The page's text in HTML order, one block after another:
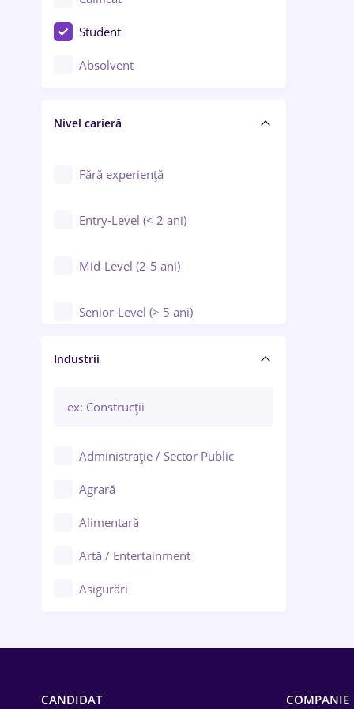
Construcții / Instalații
Controlul calității
Educație / Training / Arte
Student
Absolvent
Nivel carieră
Fără experiență
Entry-Level (< 2 ani)
Mid-Level (2-5 ani)
Senior-Level (> 5 ani)
Manager / Executiv
Industrii
Administrație / Sector Public
Agrară
Alimentară
Artă / Entertainment
Asigurări
CANDIDAT COMPANIE